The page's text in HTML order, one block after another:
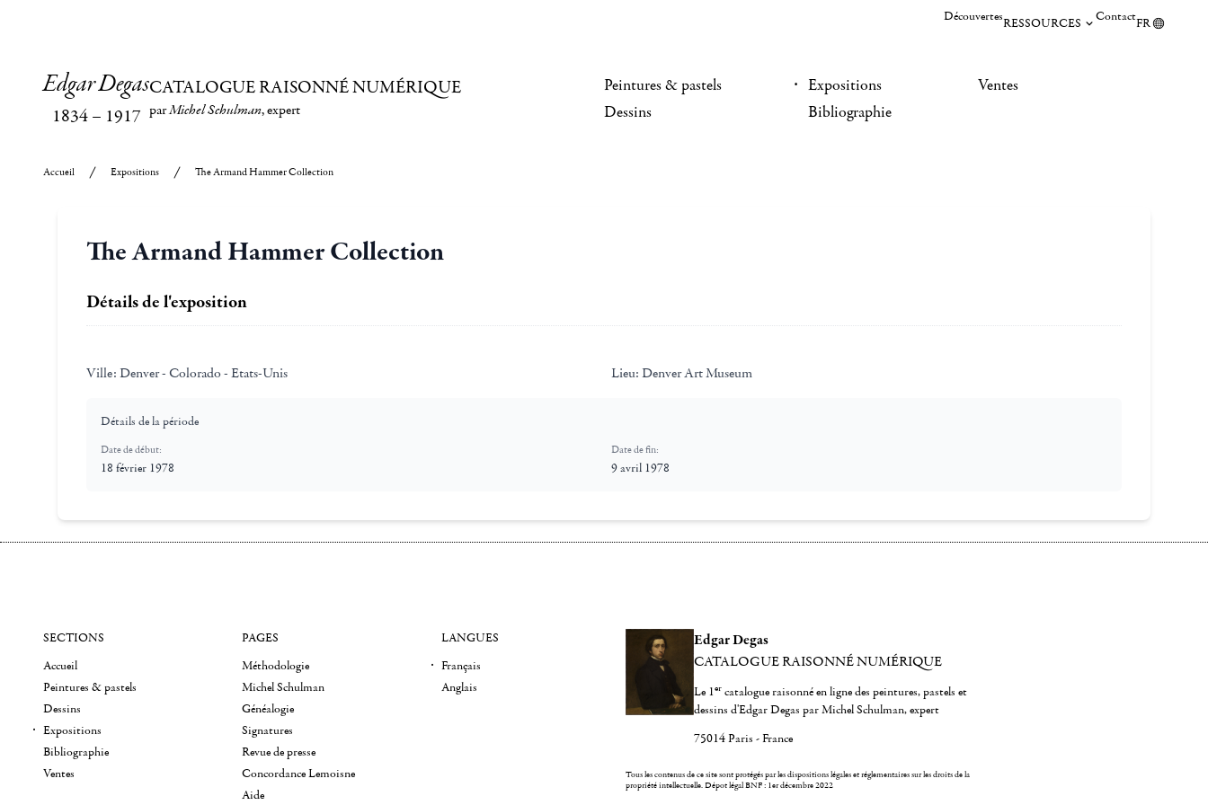
DécouvertesRESSOURCES ContactFR
Edgar Degas
1834– 1917
CATALOGUE RAISONNÉ NUMÉRIQUE
parMichel Schulman, expert
Peintures & pastels
Dessins
Expositions
Bibliographie
Ventes
Accueil Expositions The Armand Hammer Collection
The Armand Hammer Collection
Détails de l'exposition
Ville: Denver - Colorado - Etats-Unis Lieu: Denver Art Museum
Détails de la période
Date de début:
18 février 1978
Date de fin:
9 avril 1978
Edgar Degas
CATALOGUE RAISONNÉ NUMÉRIQUE
Le 1er catalogue raisonné en ligne des peintures, pastels et
dessins d'Edgar Degas par Michel Schulman, expert
75014 Paris - France
Tous les contenus de ce site sont protégés par les dispositions légales et réglementaires sur les droits de la
propriété intellectuelle.Dépot légal BNF : 1er décembre 2022
SECTIONS
Accueil
Peintures & pastels
Dessins
Expositions
Bibliographie
Ventes
PAGES
Méthodologie
Michel Schulman
Généalogie
Signatures
Revue de presse
Concordance Lemoisne
Aide
LANGUES
Français
Anglais